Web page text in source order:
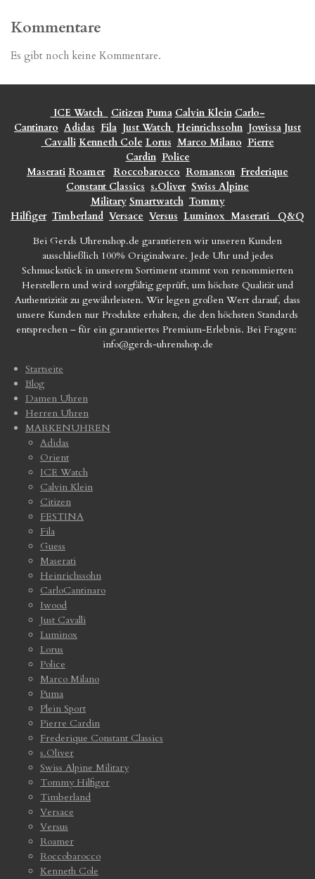
Kommentare
Es gibt noch keine Kommentare.
ICE Watch Citizen Puma Calvin Klein Carlo-
Cantinaro Adidas Fila Just Watch Heinrichssohn Jowissa Just
Cavalli Kenneth Cole Lorus Marco Milano Pierre
Cardin Police
Maserati Roamer Roccobarocco Romanson Frederique
Constant Classics s.Oliver Swiss Alpine
Military Smartwatch Tommy
Hilfiger Timberland Versace Versus Luminox Maserati
Q&Q
Bei Gerds Uhrenshop.de garantieren wir unseren Kunden
ausschließlich 100% Originalware. Jede Uhr und jedes
Schmuckstück in unserem Sortiment stammt von renommierten
Herstellern und wird sorgfältig geprüft, um höchste Qualität und
Authentizität zu gewährleisten. Wir legen großen Wert darauf, dass
unsere Kunden nur Produkte erhalten, die den höchsten Standards
entsprechen – für ein garantiertes Premium-Erlebnis. Bei Fragen:
info@gerds-uhrenshop.de
Startseite
Blog
Damen Uhren
Herren Uhren
MARKENUHREN
Adidas
Orient
ICE Watch
Calvin Klein
Citizen
FESTINA
Fila
Guess
Maserati
Heinrichssohn
CarloCantinaro
Iwood
Just Cavalli
Luminox
Lorus
Police
Marco Milano
Puma
Plein Sport
Pierre Cardin
Frederique Constant Classics
s.Oliver
Swiss Alpine Military
Tommy Hilfiger
Timberland
Versace
Versus
Roamer
Roccobarocco
Kenneth Cole